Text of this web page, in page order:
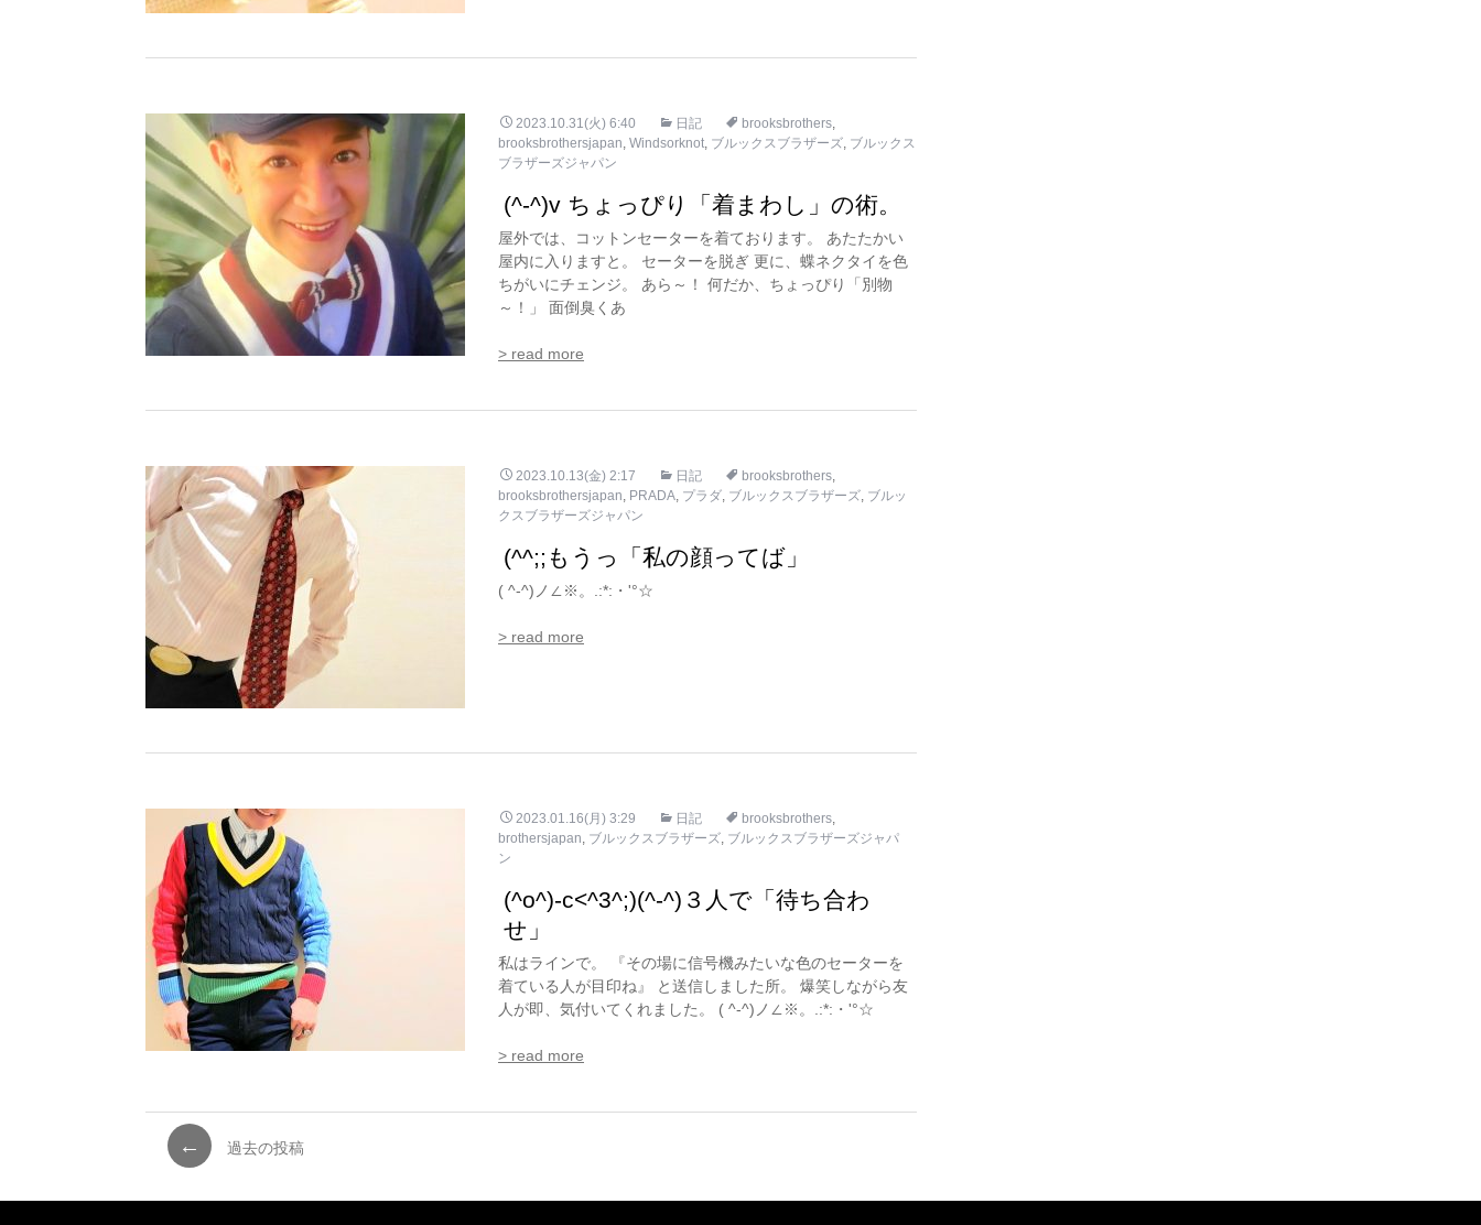
2023.10.31(火) 6:40 日記 brooksbrothers,
brooksbrothersjapan, Windsorknot, ブルックスブラザーズ, ブルックス
ブラザーズジャパン
(^-^)v ちょっぴり「着まわし」の術。
屋外では、コットンセーターを着ております。 あたたかい
屋内に入りますと。 セーターを脱ぎ 更に、蝶ネクタイを色
ちがいにチェンジ。 あら～！ 何だか、ちょっぴり「別物
～！」 面倒臭くあ
> read more
2023.10.13(金) 2:17 日記 brooksbrothers,
brooksbrothersjapan, PRADA, プラダ, ブルックスブラザーズ, ブルッ
クスブラザーズジャパン
(^^;;もうっ「私の顔ってば」
( ^-^)ノ∠※。.:*:・'°☆
> read more
2023.01.16(月) 3:29 日記 brooksbrothers,
brothersjapan, ブルックスブラザーズ, ブルックスブラザーズジャパ
ン
(^o^)-c<^3^;)(^-^)３人で「待ち合わ
せ」
私はラインで。 『その場に信号機みたいな色のセーターを
着ている人が目印ね』 と送信しました所。 爆笑しながら友
人が即、気付いてくれました。 ( ^-^)ノ∠※。.:*:・'°☆
> read more
← 過去の投稿